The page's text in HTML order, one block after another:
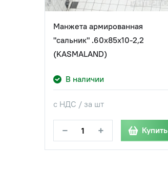
Манжета армированная
"сальник" .60х85х10-2,2
(KASMALAND)
В наличии
с НДС / за шт
− + Купить